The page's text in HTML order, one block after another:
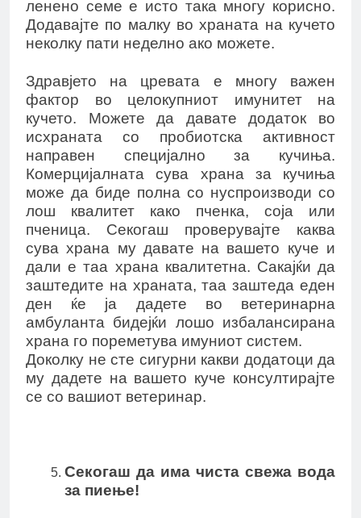
ленено семе е исто така многу корисно.
Додавајте по малку во храната на кучето
неколку пати неделно ако можете.
Здравјето на цревата е многу важен
фактор во целокупниот имунитет на
кучето. Можете да давате додаток во
исхраната со пробиотска активност
направен специјално за кучиња.
Комерцијалната сува храна за кучиња
може да биде полна со нуспроизводи со
лош квалитет како пченка, соја или
пченица. Секогаш проверувајте каква
сува храна му давате на вашето куче и
дали е таа храна квалитетна. Сакајќи да
заштедите на храната, таа заштеда еден
ден ќе ја дадете во ветеринарна
амбуланта бидејќи лошо избалансирана
храна го пореметува имуниот систем.
Доколку не сте сигурни какви додатоци да
му дадете на вашето куче консултирајте
се со вашиот ветеринар.
Секогаш да има чиста свежа вода
за пиење!